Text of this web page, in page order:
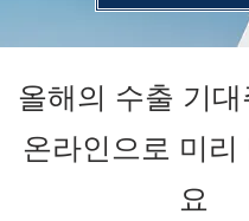
올해의 수출 기대
온라인으로 미리
요